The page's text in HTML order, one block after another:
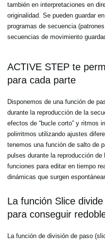
también en interpretaciones en
originalidad. Se pueden guardar
programas de secuencia
secuencias de movimiento
ACTIVE STEP te
para cada parte
Disponemos de una función de
durante la reproducción de la
efectos de “bucle corto” y ritmos
polirritmos utilizando ajustes
tenemos una función de salto de
pulses durante la reproducción
funciones para editar en tiempo
dinámicas que surgen
La función Slice
para conseguir
La función de división de paso